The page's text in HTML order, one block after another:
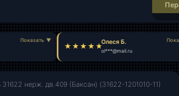
Олеся Б.
ol***@mail.ru
31622 нерж. дв.409 (Баксан) (31622-1201010-11)